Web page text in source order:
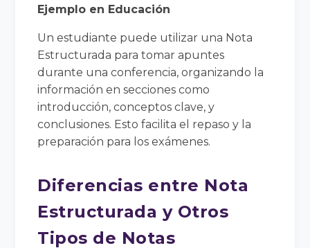
Ejemplo en Educación
Un estudiante puede utilizar una Nota
Estructurada para tomar apuntes
durante una conferencia, organizando la
información en secciones como
introducción, conceptos clave, y
conclusiones. Esto facilita el repaso y la
preparación para los exámenes.
Diferencias entre Nota
Estructurada y Otros
Tipos de Notas